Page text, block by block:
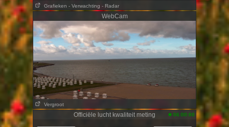
Grafieken - Verwachting - Radar
WebCam
Vergroot
Officiële lucht kwaliteit meting 06:00:00